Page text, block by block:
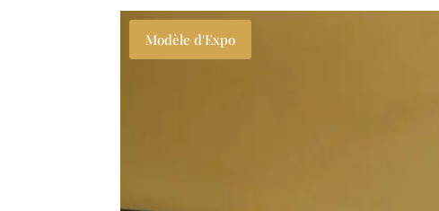
Modèle d'Expo